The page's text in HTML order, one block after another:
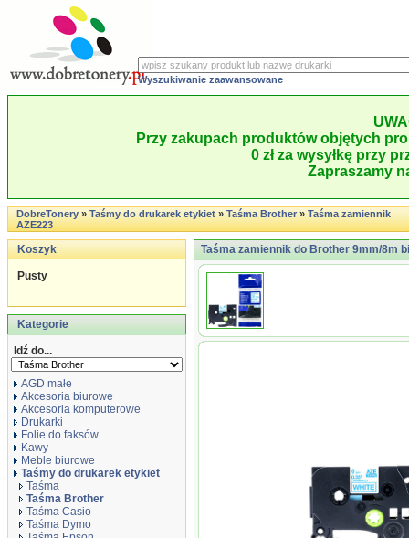
Wyszukiwanie zaawansowane
Przy zakupach produktów objętych
0 zł za wysyłkę przy
Zapraszamy
DobreTonery»Taśmy do drukarek etykiet»Taśma Brother»Taśma zamiennik
AZE223
Koszyk
Pusty
Kategorie
Idź do...
AGD małe
Akcesoria biurowe
Akcesoria komputerowe
Drukarki
Folie do faksów
Kawy
Meble biurowe
Taśmy do drukarek etykiet
Taśma
Taśma Brother
Taśma Casio
Taśma Dymo
Taśma zamiennik do Brother 9mm/8m